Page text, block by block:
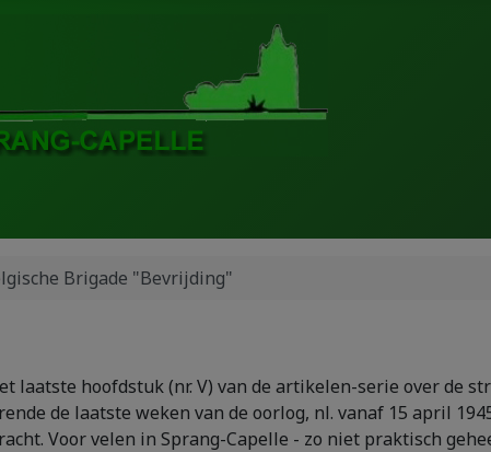
Brigade "Bevrijding"
hoofdstuk (nr. V) van de artikelen-serie over de
de laatste weken van de oorlog, nl. vanaf 15 april
Voor velen in Sprang-Capelle - zo niet praktisch